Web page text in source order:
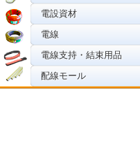
電設資材
電線
電線支持・結束用品
配線モール